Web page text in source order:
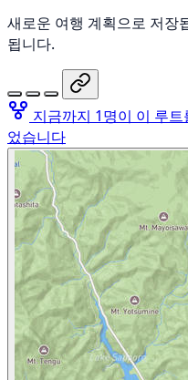
새로운 여행 계획으로 저장
됩니다.
지금까지 1명이 이 루
었습니다